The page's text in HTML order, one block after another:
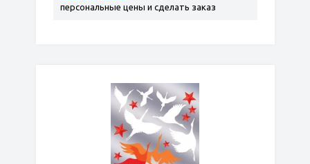
персональные цены и сделать заказ